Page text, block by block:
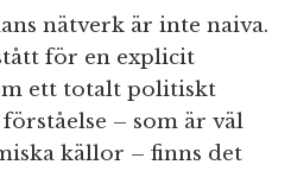
nätverk är inte naiva.
för en explicit
ett totalt politiskt
– som är väl
källor – finns det